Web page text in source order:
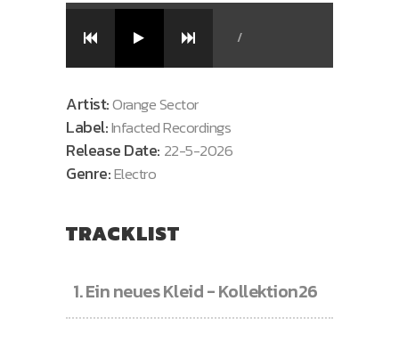
/
Artist:Orange Sector
Label:Infacted Recordings
Release Date: 22-5-2026
Genre:Electro
TRACKLIST
1.Ein neues Kleid - Kollektion26